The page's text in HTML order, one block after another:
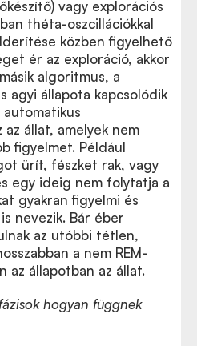
vagy explorációs
théta-oszcillációkkal
közben figyelhető
ér az exploráció, akkor
algoritmus, a
agyi állapota kapcsolódik
állat, amelyek nem
figyelmet. Például
ürít, fészket rak, vagy
egy ideig nem folytatja a
gyakran figyelmi és
nevezik. Bár éber
az utóbbi tétlen,
a nem REM-
az állapotban az állat.
hogyan függnek